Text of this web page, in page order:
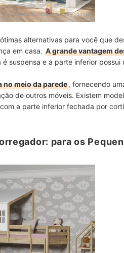
Fonte:completamoveis.com.br
alternativas para você que
em casa. A grande vantagem
é suspensa e a parte inferior possui
no meio da parede, fornecendo
de outros móveis. Existem
a parte inferior fechada por
para os